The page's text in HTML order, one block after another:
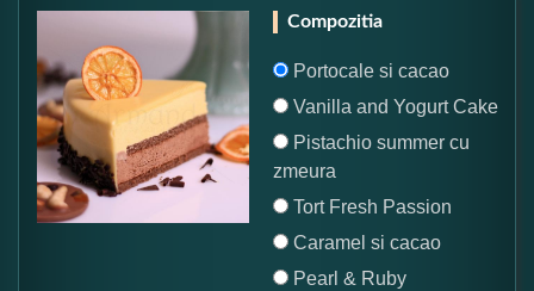
Compozitia
Portocale si cacao
Vanilla and Yogurt Cake
Pistachio summer cu
zmeura
Tort Fresh Passion
Caramel si cacao
Pearl & Ruby